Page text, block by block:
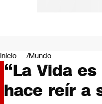
Negocios
Deportes
Programas completos
Cultura
Servicios
Inicio Mundo
“La Vida
hace reír a